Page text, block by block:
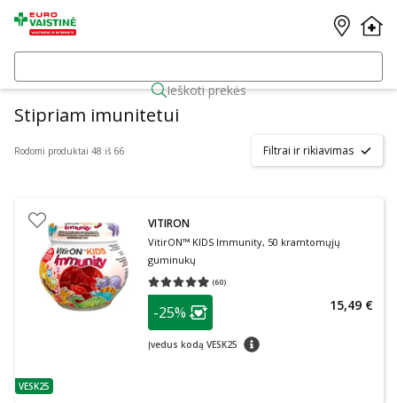
Ieškoti prekės
Stipriam imunitetui
Rodomi produktai 48 iš 66 Filtrai ir rikiavimas
patarimas
VESK25
VITIRON
VitirON™ KIDS Immunity, 50 kramtomųjų
guminukų
(60)
Vidutinis įvertinimas 4.98
patarimas
Lojalumo klubo narių nuolaida
-25%
Įvedus kodą VESK25 patarimas
15,49 €